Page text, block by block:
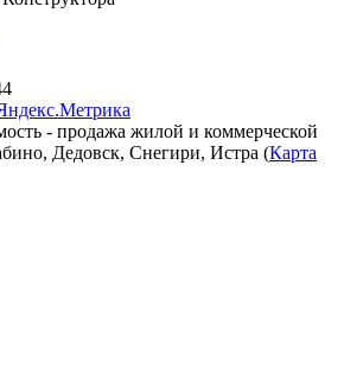
- продажа жилой и коммерческой
Дедовск, Снегири, Истра (Карта